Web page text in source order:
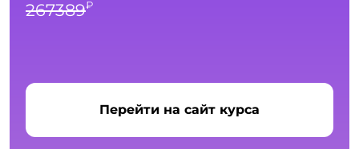
267389₽
Перейти на сайт курса